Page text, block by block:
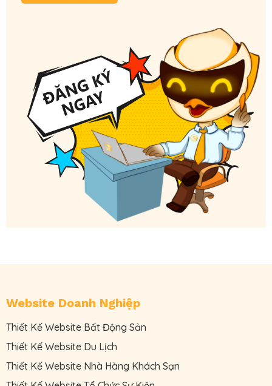
Website Doanh Nghiệp
Thiết Kế Website Bất Động Sản
Thiết Kế Website Du Lịch
Thiết Kế Website Nhà Hàng Khách Sạn